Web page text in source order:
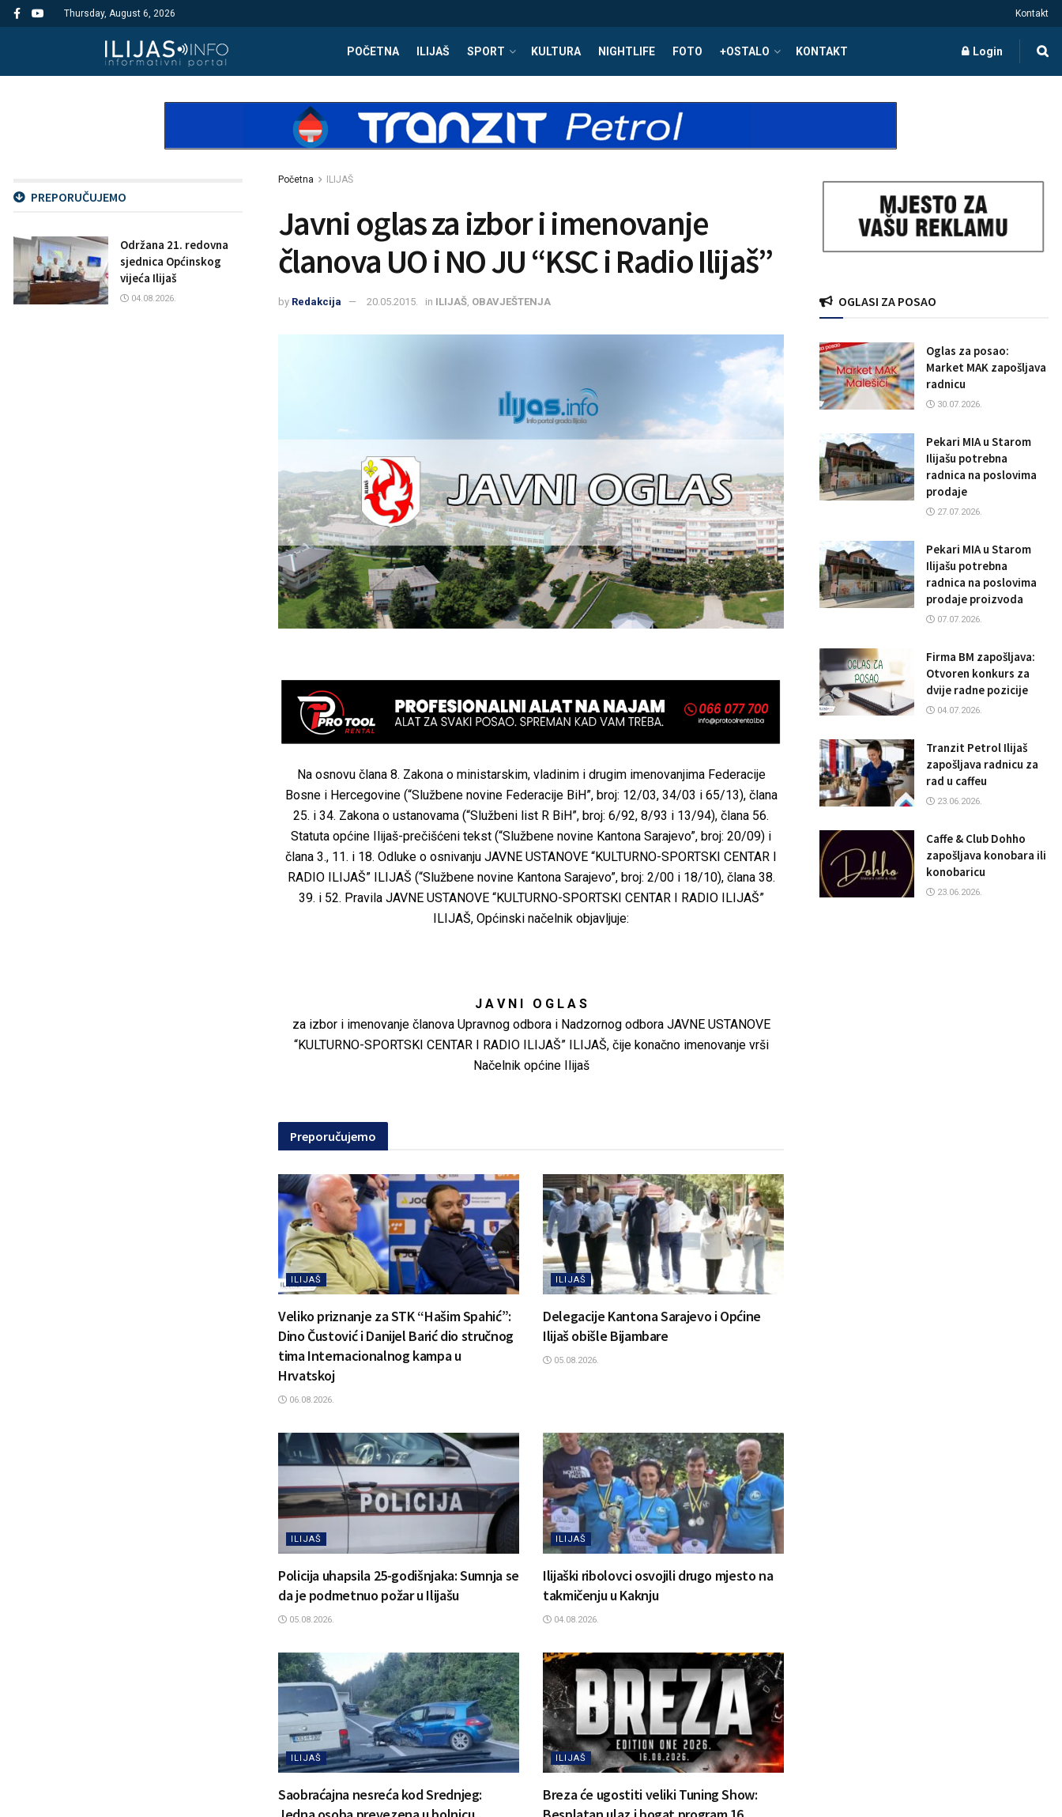
Thursday, August 6, 2026 Kontakt
POČETNA ILIJAŠ SPORT KULTURA NIGHTLIFE FOTO +OSTALO KONTAKT Login
Početna ILIJAŠ
Javni oglas za izbor i imenovanje
članova UO i NO JU “KSC i Radio Ilijaš”
by Redakcija 20.05.2015. in ILIJAŠ OBAVJEŠTENJA
Na osnovu člana 8. Zakona o ministarskim, vladinim i drugim imenovanjima Federacije
Bosne i Hercegovine (“Službene novine Federacije BiH”, broj: 12/03, 34/03 i 65/13), člana
25. i 34. Zakona o ustanovama (“Službeni list R BiH”, broj: 6/92, 8/93 i 13/94), člana 56.
Statuta općine Ilijaš-prečišćeni tekst (“Službene novine Kantona Sarajevo”, broj: 20/09) i
člana 3., 11. i 18. Odluke o osnivanju JAVNE USTANOVE “KULTURNO-SPORTSKI CENTAR I
RADIO ILIJAŠ” ILIJAŠ (“Službene novine Kantona Sarajevo”, broj: 2/00 i 18/10), člana 38.
39. i 52. Pravila JAVNE USTANOVE “KULTURNO-SPORTSKI CENTAR I RADIO ILIJAŠ”
ILIJAŠ, Općinski načelnik objavljuje:
J A V N I O G L A S
za izbor i imenovanje članova Upravnog odbora i Nadzornog odbora JAVNE USTANOVE
“KULTURNO-SPORTSKI CENTAR I RADIO ILIJAŠ” ILIJAŠ, čije konačno imenovanje vrši
Načelnik općine Ilijaš
Preporučujemo
ILIJAŠ
Veliko priznanje za STK “Hašim Spahić”:
Dino Čustović i Danijel Barić dio stručnog
tima Internacionalnog kampa u
Hrvatskoj
06.08.2026.
ILIJAŠ
Delegacije Kantona Sarajevo i Općine
Ilijaš obišle Bijambare
05.08.2026.
ILIJAŠ
Policija uhapsila 25-godišnjaka: Sumnja se
da je podmetnuo požar u Ilijašu
05.08.2026.
ILIJAŠ
Ilijaški ribolovci osvojili drugo mjesto na
takmičenju u Kaknju
04.08.2026.
ILIJAŠ
Saobraćajna nesreća kod Srednjeg:
ILIJAŠ
Breza će ugostiti veliki Tuning Show:
PREPORUČUJEMO
Održana 21. redovna
sjednica Općinskog
vijeća Ilijaš
04.08.2026. OGLASI ZA POSAO
Oglas za posao:
Market MAK zapošljava
radnicu
30.07.2026.
Pekari MIA u Starom
Ilijašu potrebna
radnica na poslovima
prodaje
27.07.2026.
Pekari MIA u Starom
Ilijašu potrebna
radnica na poslovima
prodaje proizvoda
07.07.2026.
Firma BM zapošljava:
Otvoren konkurs za
dvije radne pozicije
04.07.2026.
Tranzit Petrol Ilijaš
zapošljava radnicu za
rad u caffeu
23.06.2026.
Caffe & Club Dohho
zapošljava konobara ili
konobaricu
23.06.2026.